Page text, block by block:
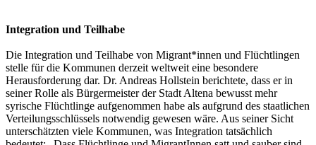
Integration und Teilhabe
Die Integration und Teilhabe von Migrant*innen und Flüchtlingen
stelle für die Kommunen derzeit weltweit eine besondere
Herausforderung dar. Dr. Andreas Hollstein berichtete, dass er in
seiner Rolle als Bürgermeister der Stadt Altena bewusst mehr
syrische Flüchtlinge aufgenommen habe als aufgrund des staatlichen
Verteilungsschlüssels notwendig gewesen wäre. Aus seiner Sicht
unterschätzten viele Kommunen, was Integration tatsächlich